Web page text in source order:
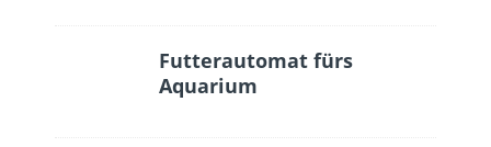
Futterautomat fürs
Aquarium